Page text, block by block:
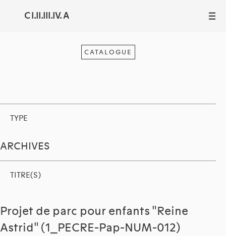
C I.II.III.IV. A III
CATALOGUE
TYPE
ARCHIVES
TITRE(S)
Projet de parc pour enfants "Reine
Astrid" (1_PECRE-Pap-NUM-012)